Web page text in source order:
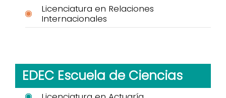
Licenciatura en Relaciones
Internacionales
EDEC Escuela de Ciencias